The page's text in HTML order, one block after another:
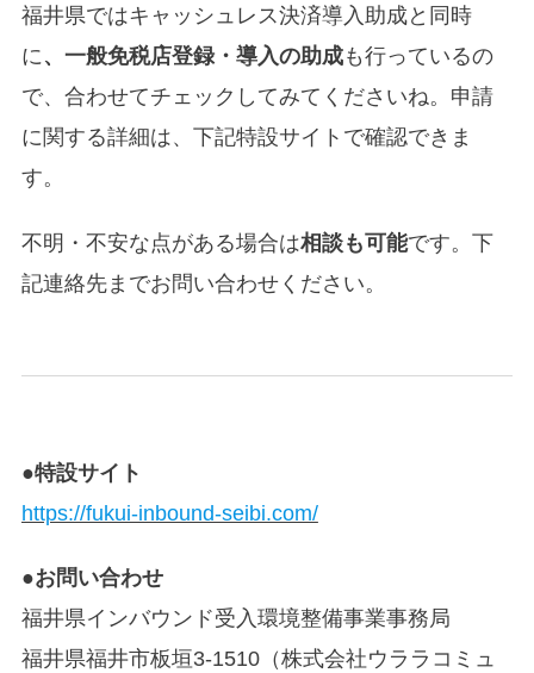
福井県ではキャッシュレス決済導入助成と同時
に、一般免税店登録・導入の助成も行っているの
で、合わせてチェックしてみてくださいね。申請
に関する詳細は、下記特設サイトで確認できま
す。
不明・不安な点がある場合は相談も可能です。下
記連絡先までお問い合わせください。
●特設サイト
https://fukui-inbound-seibi.com/
●お問い合わせ
福井県インバウンド受入環境整備事業事務局
福井県福井市板垣3-1510（株式会社ウララコミュ